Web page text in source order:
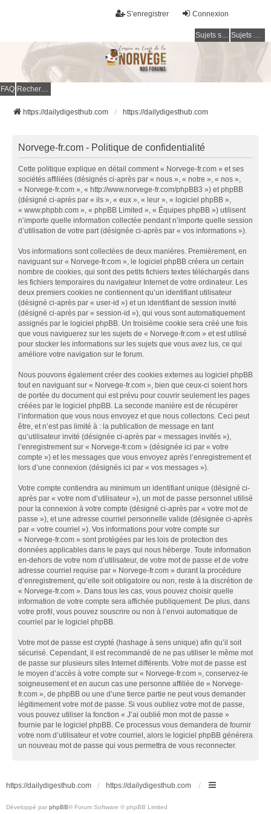
Connexion
S’enregistrer
Sujets sans réponse Sujets actifs
FAQ Rechercher
https://dailydigesthub.com https://dailydigesthub.com
Norvege-fr.com - Politique de confidentialité
Cette politique explique en détail comment « Norvege-fr.com » et ses
sociétés affiliées (désignés ci-après par « nous », « notre », « nos »,
« Norvege-fr.com », « http://www.norvege-fr.com/phpBB3 ») et phpBB
(désigné ci-après par « ils », « eux », « leur », « logiciel phpBB »,
« www.phpbb.com », « phpBB Limited », « Équipes phpBB ») utilisent
n’importe quelle information collectée pendant n’importe quelle session
d’utilisation de votre part (désignée ci-après par « vos informations »).
Vos informations sont collectées de deux manières. Premièrement, en
naviguant sur « Norvege-fr.com », le logiciel phpBB créera un certain
nombre de cookies, qui sont des petits fichiers textes téléchargés dans
les fichiers temporaires du navigateur Internet de votre ordinateur. Les
deux premiers cookies ne contiennent qu’un identifiant utilisateur
(désigné ci-après par « user-id ») et un identifiant de session invité
(désigné ci-après par « session-id »), qui vous sont automatiquement
assignés par le logiciel phpBB. Un troisième cookie sera créé une fois
que vous naviguerez sur les sujets de « Norvege-fr.com » et est utilisé
pour stocker les informations sur les sujets que vous avez lus, ce qui
améliore votre navigation sur le forum.
Nous pouvons également créer des cookies externes au logiciel phpBB
tout en naviguant sur « Norvege-fr.com », bien que ceux-ci soient hors
de portée du document qui est prévu pour couvrir seulement les pages
créées par le logiciel phpBB. La seconde manière est de récupérer
l’information que vous nous envoyez et que nous collectons. Ceci peut
être, et n’est pas limité à : la publication de message en tant
qu’utilisateur invité (désignée ci-après par « messages invités »),
l’enregistrement sur « Norvege-fr.com » (désignée ici par « votre
compte ») et les messages que vous envoyez après l’enregistrement et
lors d’une connexion (désignés ici par « vos messages »).
Votre compte contiendra au minimum un identifiant unique (désigné ci-
après par « votre nom d’utilisateur »), un mot de passe personnel utilisé
pour la connexion à votre compte (désigné ci-après par « votre mot de
passe »), et une adresse courriel personnelle valide (désignée ci-après
par « votre courriel »). Vos informations pour votre compte sur
« Norvege-fr.com » sont protégées par les lois de protection des
données applicables dans le pays qui nous héberge. Toute information
en-dehors de votre nom d’utilisateur, de votre mot de passe et de votre
adresse courriel requise par « Norvege-fr.com » durant la procédure
d’enregistrement, qu’elle soit obligatoire ou non, reste à la discrétion de
« Norvege-fr.com ». Dans tous les cas, vous pouvez choisir quelle
information de votre compte sera affichée publiquement. De plus, dans
votre profil, vous pouvez souscrire ou non à l’envoi automatique de
courriel par le logiciel phpBB.
Votre mot de passe est crypté (hashage à sens unique) afin qu’il soit
sécurisé. Cependant, il est recommandé de ne pas utiliser le même mot
de passe sur plusieurs sites Internet différents. Votre mot de passe est
le moyen d’accès à votre compte sur « Norvege-fr.com », conservez-le
soigneusement et en aucun cas une personne affiliée de « Norvege-
fr.com », de phpBB ou une d’une tierce partie ne peut vous demander
légitimement votre mot de passe. Si vous oubliez votre mot de passe,
vous pouvez utiliser la fonction « J’ai oublié mon mot de passe »
fournie par le logiciel phpBB. Ce processus vous demandera de fournir
votre nom d’utilisateur et votre courriel, alors le logiciel phpBB générera
un nouveau mot de passe qui vous permettra de vous reconnecter.
https://dailydigesthub.com https://dailydigesthub.com
Développé par phpBB® Forum Software © phpBB Limited